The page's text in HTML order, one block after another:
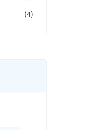
(4)